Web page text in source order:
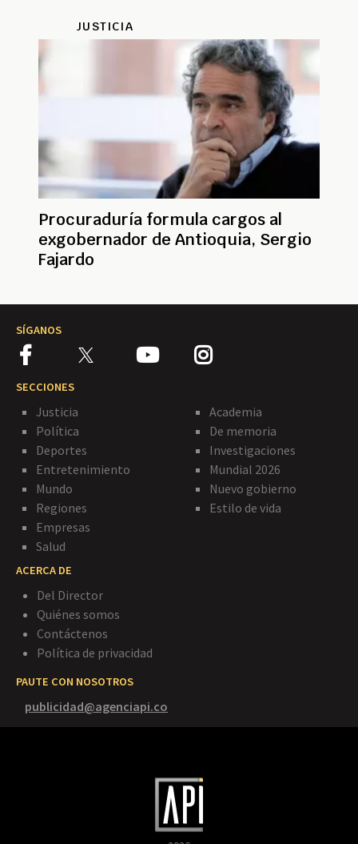
JUSTICIA
Procuraduría formula cargos al
exgobernador de Antioquia, Sergio
Fajardo
SÍGANOS
SECCIONES
Justicia
Política
Deportes
Entretenimiento
Mundo
Regiones
Empresas
Salud
Academia
De memoria
Investigaciones
Mundial 2026
Nuevo gobierno
Estilo de vida
ACERCA DE
Del Director
Quiénes somos
Contáctenos
Política de privacidad
PAUTE CON NOSOTROS
publicidad@agenciapi.co